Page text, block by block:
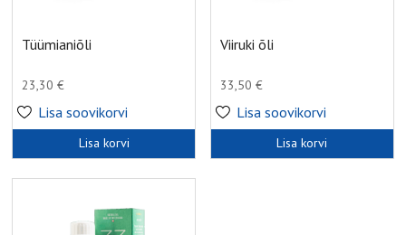
Tüümianiõli
23,30€
Lisa soovikorvi
Lisa korvi
Viiruki õli
33,50€
Lisa soovikorvi
Lisa korvi